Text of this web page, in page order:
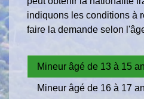
indiquons les conditions à
faire la demande selon
Mineur âgé de 13 à 15
Mineur âgé de 16 à 17